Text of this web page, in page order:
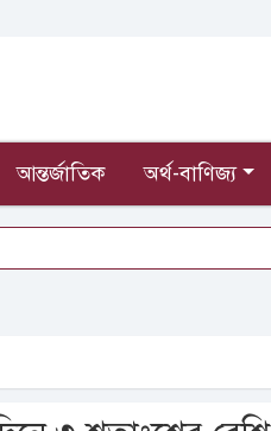
আন্তর্জাতিক অর্থ-বাণিজ্য